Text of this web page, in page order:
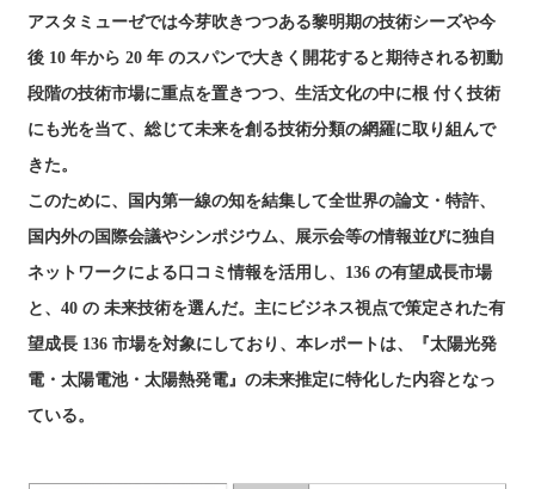
アスタミューゼでは今芽吹きつつある黎明期の技術シーズや今
後 10 年から 20 年 のスパンで大きく開花すると期待される初動
段階の技術市場に重点を置きつつ、生活文化の中に根 付く技術
にも光を当て、総じて未来を創る技術分類の網羅に取り組んで
きた。
このために、国内第一線の知を結集して全世界の論文・特許、
国内外の国際会議やシンポジウム、展示会等の情報並びに独自
ネットワークによる口コミ情報を活用し、136 の有望成長市場
と、40 の 未来技術を選んだ。主にビジネス視点で策定された有
望成長 136 市場を対象にしており、本レポートは、『太陽光発
電・太陽電池・太陽熱発電』の未来推定に特化した内容となっ
ている。